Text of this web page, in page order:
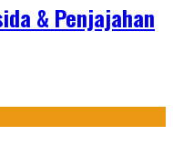
& Penjajahan